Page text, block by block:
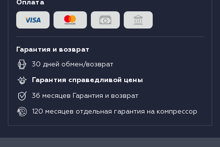
Оплата
Гарантия и возврат
30 дней обмен/возврат
Гарантия справедливой цены
36 месяцев Гарантия и возврат
120 месяцев отдельная гарантия на компрессор